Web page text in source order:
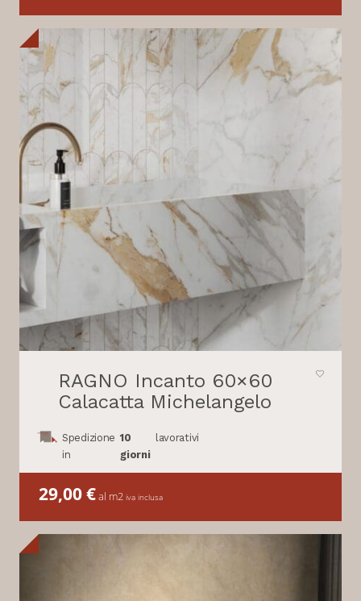
RAGNO Incanto 60×60
Calacatta Michelangelo
Spedizione
in
10
giorni
lavorativi
29,00€al m2 iva inclusa